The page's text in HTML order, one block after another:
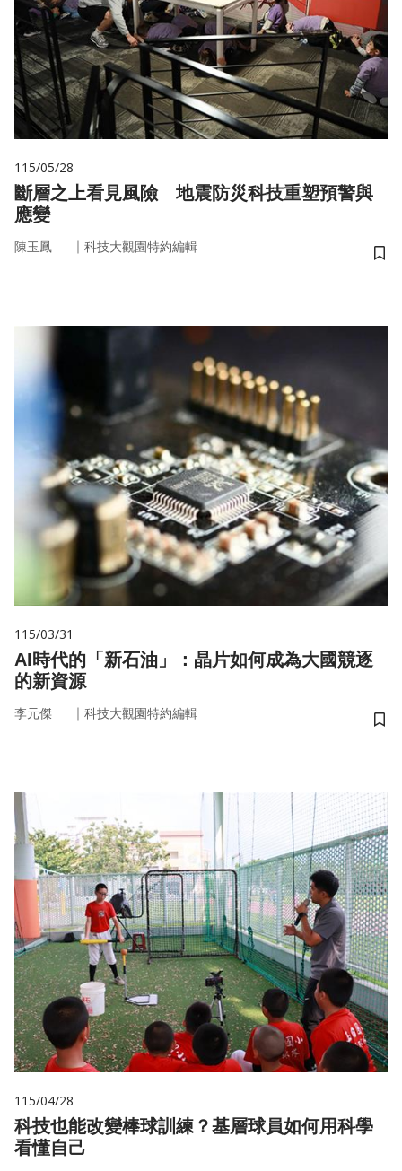
115/05/28
斷層之上看見風險 地震防災科技重塑預警與
應變
陳玉鳳 ｜ 科技大觀園特約編輯
儲
115/03/31
AI時代的「新石油」：晶片如何成為大國競逐
的新資源
李元傑 ｜ 科技大觀園特約編輯
儲
115/04/28
科技也能改變棒球訓練？基層球員如何用科學
看懂自己